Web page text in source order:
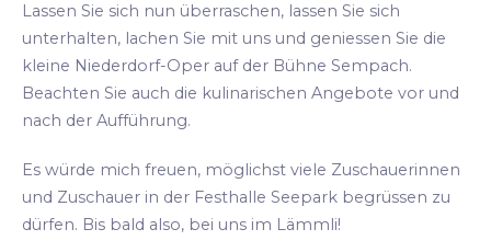
Lassen Sie sich nun überraschen, lassen Sie sich
unterhalten, lachen Sie mit uns und geniessen Sie die
kleine Niederdorf-Oper auf der Bühne Sempach.
Beachten Sie auch die kulinarischen Angebote vor und
nach der Aufführung.
Es würde mich freuen, möglichst viele Zuschauerinnen
und Zuschauer in der Festhalle Seepark begrüssen zu
dürfen. Bis bald also, bei uns im Lämmli!